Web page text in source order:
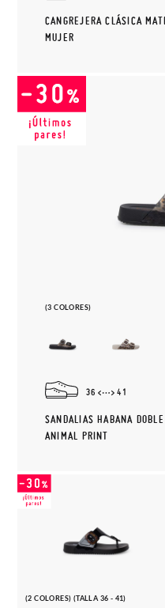
CANGREJERA CLÁSICA
MUJER
(3 COLORES)
36 41
SANDALIAS HABANA
ANIMAL PRINT
(2 COLORES) (TALLA 36 - 41)